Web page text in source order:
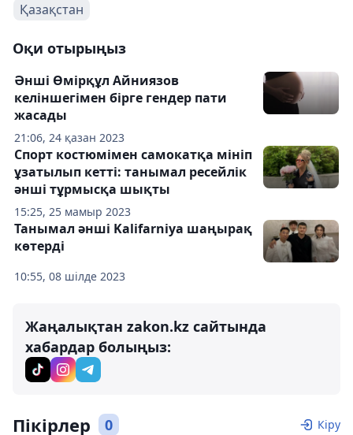
Қазақстан
Оқи отырыңыз
21:06, 24 қазан 2023
Әнші Өмірқұл Айниязов
келіншегімен бірге гендер пати
жасады
15:25, 25 мамыр 2023
Спорт костюмімен самокатқа мініп
ұзатылып кетті: танымал ресейлік
әнші тұрмысқа шықты
10:55, 08 шілде 2023
Танымал әнші Kalifarniya шаңырақ
көтерді
Жаңалықтан zakon.kz сайтында
хабардар болыңыз:
Пікірлер 0 Кіру